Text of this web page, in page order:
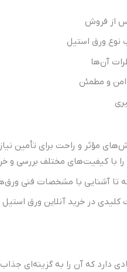
از فروش
نوع ورق استیل
آن‌ها
امن و مطمئن
مؤثر و راحت برای تأمین
با کیفیت‌های مختلف بررسی و
تا آشنایی با مشخصات فنی
کلیدی در خرید آنلاین ورق
دارد که آن را به گزینه‌ای